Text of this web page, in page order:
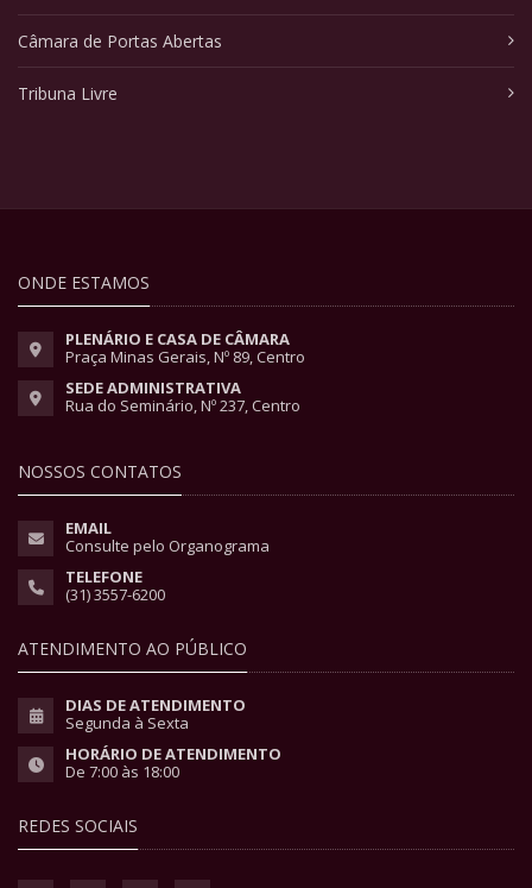
Câmara de Portas Abertas
Tribuna Livre
ONDE ESTAMOS
PLENÁRIO E CASA DE CÂMARA
Praça Minas Gerais, Nº 89, Centro
SEDE ADMINISTRATIVA
Rua do Seminário, Nº 237, Centro
NOSSOS CONTATOS
EMAIL
Consulte pelo Organograma
TELEFONE
(31) 3557-6200
ATENDIMENTO AO PÚBLICO
DIAS DE ATENDIMENTO
Segunda à Sexta
HORÁRIO DE ATENDIMENTO
De 7:00 às 18:00
REDES SOCIAIS